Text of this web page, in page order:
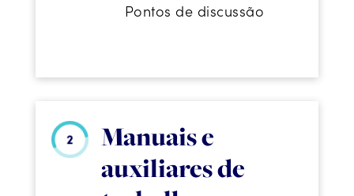
Pontos de discussão
Manuais e
auxiliares de